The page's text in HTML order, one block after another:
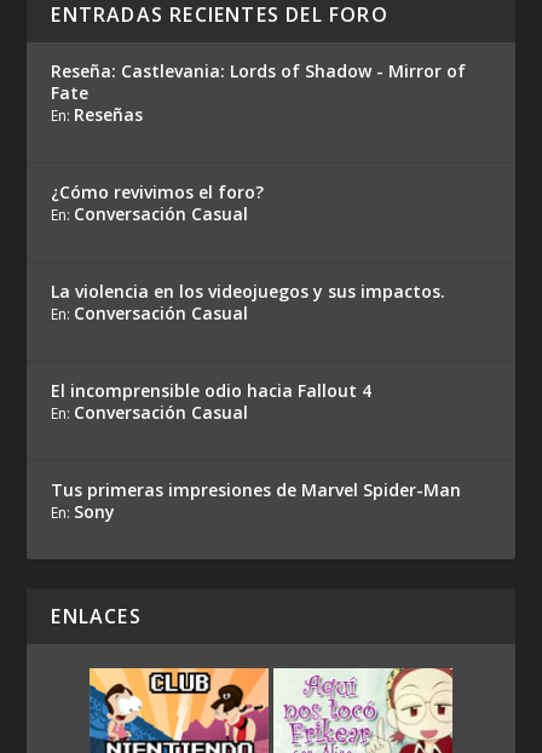
ENTRADAS RECIENTES DEL FORO
Reseña: Castlevania: Lords of Shadow - Mirror of
Fate
En: Reseñas
¿Cómo revivimos el foro?
En: Conversación Casual
La violencia en los videojuegos y sus impactos.
En: Conversación Casual
El incomprensible odio hacia Fallout 4
En: Conversación Casual
Tus primeras impresiones de Marvel Spider-Man
En: Sony
ENLACES